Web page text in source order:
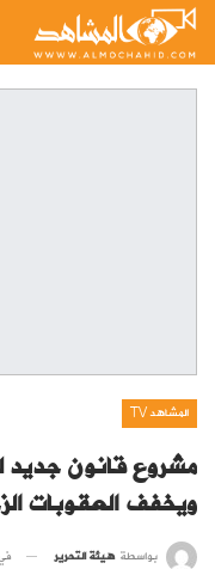
المشاهد TV
مشروع قانون جديد
ويخفف العقوبات
بواسطة هيئة التحرير